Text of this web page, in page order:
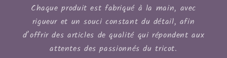
Chaque produit est fabriqué à la main, avec
rigueur et un souci constant du détail, afin
d’offrir des articles de qualité qui répondent aux
attentes des passionnés du tricot.